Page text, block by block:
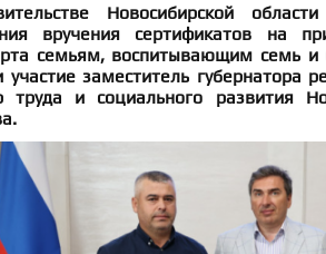
Новосибирской области
вручения сертификатов на
семьям, воспитывающим семь
участие заместитель губернатора
труда и социального развития